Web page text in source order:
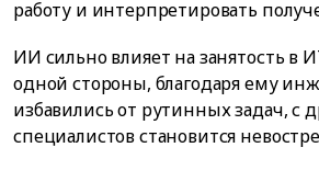
работу и интерпретировать
ИИ сильно влияет на занятость в
одной стороны, благодаря ему
избавились от рутинных задач, с
специалистов становится